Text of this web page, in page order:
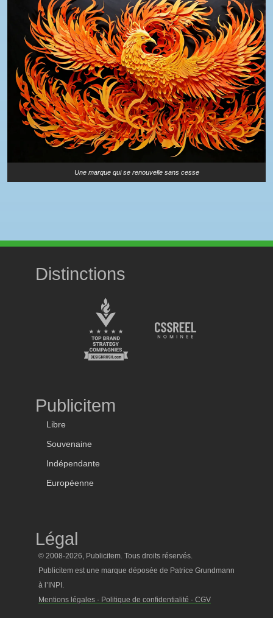
Une marque qui se renouvelle sans cesse
Distinctions
Publicitem
Libre
Souvenaine
Indépendante
Européenne
Légal
© 2008-2026, Publicitem. Tous droits réservés.
Publicitem est une marque déposée de Patrice Grundmann
à l’INPI.
Mentions légales · Politique de confidentialité · CGV